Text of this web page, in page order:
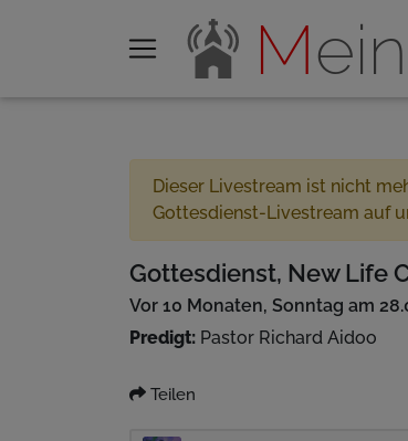
Mein
Dieser Livestream ist nicht
Gottesdienst-Livestream auf
Gottesdienst, New Life
Vor 10 Monaten, Sonntag am
Predigt: Pastor Richard Aidoo
Teilen